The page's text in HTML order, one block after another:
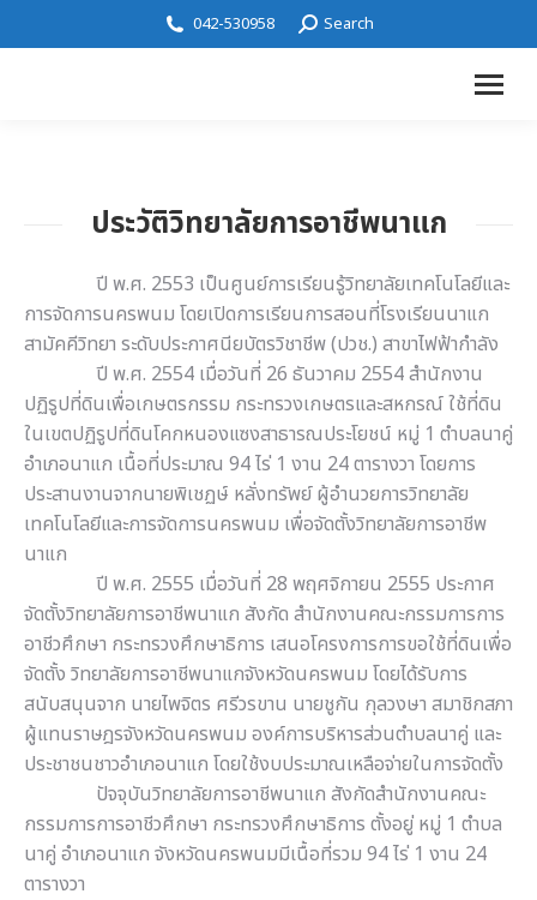
042-530958 Search
ประวัติวิทยาลัยการอาชีพนาแก
ปี พ.ศ. 2553 เป็นศูนย์การเรียนรู้วิทยาลัยเทคโนโลยีและ
การจัดการนครพนม โดยเปิดการเรียนการสอนที่โรงเรียนนาแก
สามัคคีวิทยา ระดับประกาศนียบัตรวิชาชีพ (ปวช.) สาขาไฟฟ้ากำลัง
ปี พ.ศ. 2554 เมื่อวันที่ 26 ธันวาคม 2554 สำนักงาน
ปฏิรูปที่ดินเพื่อเกษตรกรรม กระทรวงเกษตรและสหกรณ์ ใช้ที่ดิน
ในเขตปฏิรูปที่ดินโคกหนองแซงสาธารณประโยชน์ หมู่ 1 ตำบลนาคู่
อำเภอนาแก เนื้อที่ประมาณ 94 ไร่ 1 งาน 24 ตารางวา โดยการ
ประสานงานจากนายพิเชฏษ์ หลั่งทรัพย์ ผู้อำนวยการวิทยาลัย
เทคโนโลยีและการจัดการนครพนม เพื่อจัดตั้งวิทยาลัยการอาชีพ
นาแก
ปี พ.ศ. 2555 เมื่อวันที่ 28 พฤศจิกายน 2555 ประกาศ
จัดตั้งวิทยาลัยการอาชีพนาแก สังกัด สำนักงานคณะกรรมการการ
อาชีวศึกษา กระทรวงศึกษาธิการ เสนอโครงการการขอใช้ที่ดินเพื่อ
จัดตั้ง วิทยาลัยการอาชีพนาแกจังหวัดนครพนม โดยได้รับการ
สนับสนุนจาก นายไพจิตร ศรีวรขาน นายชูกัน กุลวงษา สมาชิกสภา
ผู้แทนราษฎรจังหวัดนครพนม องค์การบริหารส่วนตำบลนาคู่ และ
ประชาชนชาวอำเภอนาแก โดยใช้งบประมาณเหลือจ่ายในการจัดตั้ง
ปัจจุบันวิทยาลัยการอาชีพนาแก สังกัดสำนักงานคณะ
กรรมการการอาชีวศึกษา กระทรวงศึกษาธิการ ตั้งอยู่ หมู่ 1 ตำบล
นาคู่ อำเภอนาแก จังหวัดนครพนมมีเนื้อที่รวม 94 ไร่ 1 งาน 24
ตารางวา